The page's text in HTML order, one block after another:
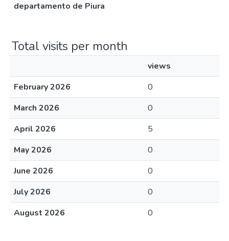
departamento de Piura
Total visits per month
views
February 2026
0
March 2026
0
April 2026
5
May 2026
0
June 2026
0
July 2026
0
August 2026
0